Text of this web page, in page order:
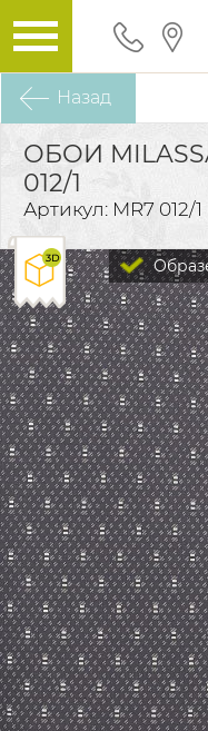
Назад
ОБОИ
012/1
Артикул: MR7 012/1